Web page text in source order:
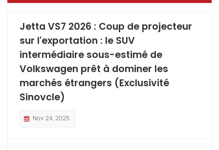
Jetta VS7 2026 : Coup de projecteur
sur l'exportation : le SUV
intermédiaire sous-estimé de
Volkswagen prêt à dominer les
marchés étrangers (Exclusivité
Sinovcle)
Nov 24, 2025